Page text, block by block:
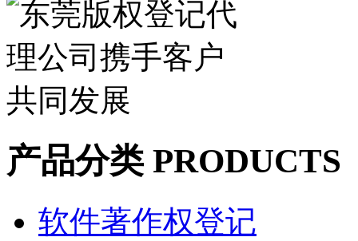
产品分类 PRODUCTS
软件著作权登记